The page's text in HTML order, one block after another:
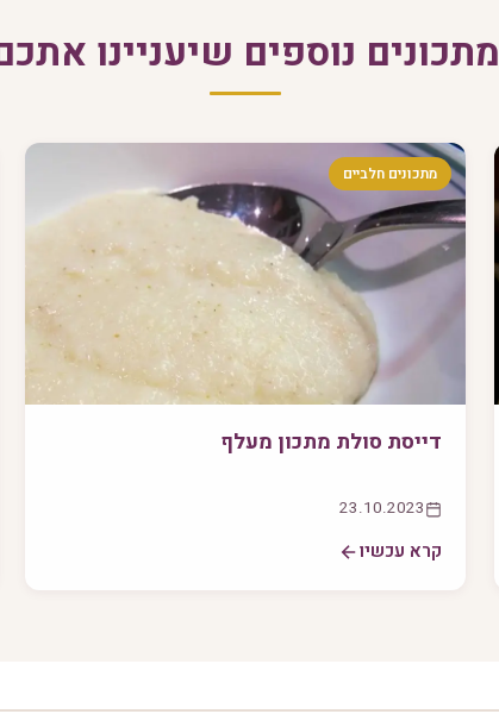
מתכונים נוספים שיעניינו
מתכונים חלביים
דייסת סולת מתכון מעלף
23.10.2023
קרא עכשיו